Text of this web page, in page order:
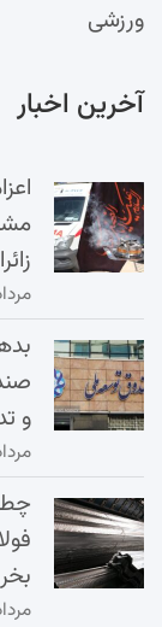
ورزشی
آخرین اخبار
مرداد ۱۷,
و
مرداد ۱۷,
مرداد ۱۵,